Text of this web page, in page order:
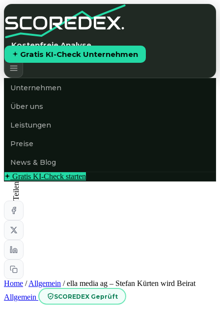
Kostenfreie Analyse
Gratis KI-Check Unternehmen
Unternehmen
Über uns
Leistungen
Preise
News & Blog
Gratis KI-Check starten
Teilen
Home / Allgemein / ella media ag – Stefan Kürten wird Beirat
Allgemein
SCOREDEX Geprüft